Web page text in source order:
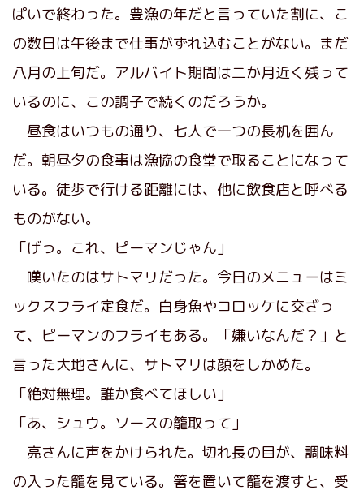
ぱいで終わった。豊漁の年だと言っていた割に、こ
の数日は午後まで仕事がずれ込むことがない。まだ
八月の上旬だ。アルバイト期間は二か月近く残って
いるのに、この調子で続くのだろうか。
昼食はいつもの通り、七人で一つの長机を囲ん
だ。朝昼夕の食事は漁協の食堂で取ることになって
いる。徒歩で行ける距離には、他に飲食店と呼べる
ものがない。
「げっ。これ、ピーマンじゃん」
嘆いたのはサトマリだった。今日のメニューはミ
ックスフライ定食だ。白身魚やコロッケに交ざっ
て、ピーマンのフライもある。「嫌いなんだ？」と
言った大地さんに、サトマリは顔をしかめた。
「絶対無理。誰か食べてほしい」
「あ、シュウ。ソースの籠取って」
亮さんに声をかけられた。切れ長の目が、調味料
の入った籠を見ている。箸を置いて籠を渡すと、受